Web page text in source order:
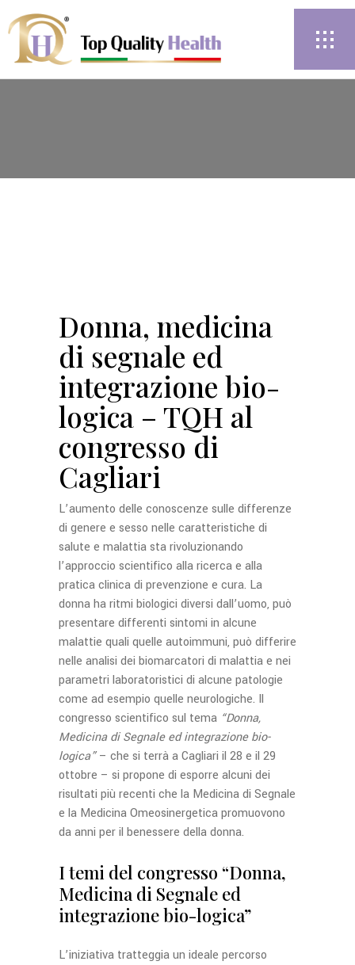
Donna, medicina
di segnale ed
integrazione bio-
logica – TQH al
congresso di
Cagliari
L’aumento delle conoscenze sulle differenze
di genere e sesso nelle caratteristiche di
salute e malattia sta rivoluzionando
l’approccio scientifico alla ricerca e alla
pratica clinica di prevenzione e cura. La
donna ha ritmi biologici diversi dall’uomo, può
presentare differenti sintomi in alcune
malattie quali quelle autoimmuni, può differire
nelle analisi dei biomarcatori di malattia e nei
parametri laboratoristici di alcune patologie
come ad esempio quelle neurologiche. Il
congresso scientifico sul tema “Donna,
Medicina di Segnale ed integrazione bio-
logica”– che si terrà a Cagliari il 28 e il 29
ottobre – si propone di esporre alcuni dei
risultati più recenti che la Medicina di Segnale
e la Medicina Omeosinergetica promuovono
da anni per il benessere della donna.
I temi del congresso “Donna,
Medicina di Segnale ed
integrazione bio-logica”
L’iniziativa tratteggia un ideale percorso